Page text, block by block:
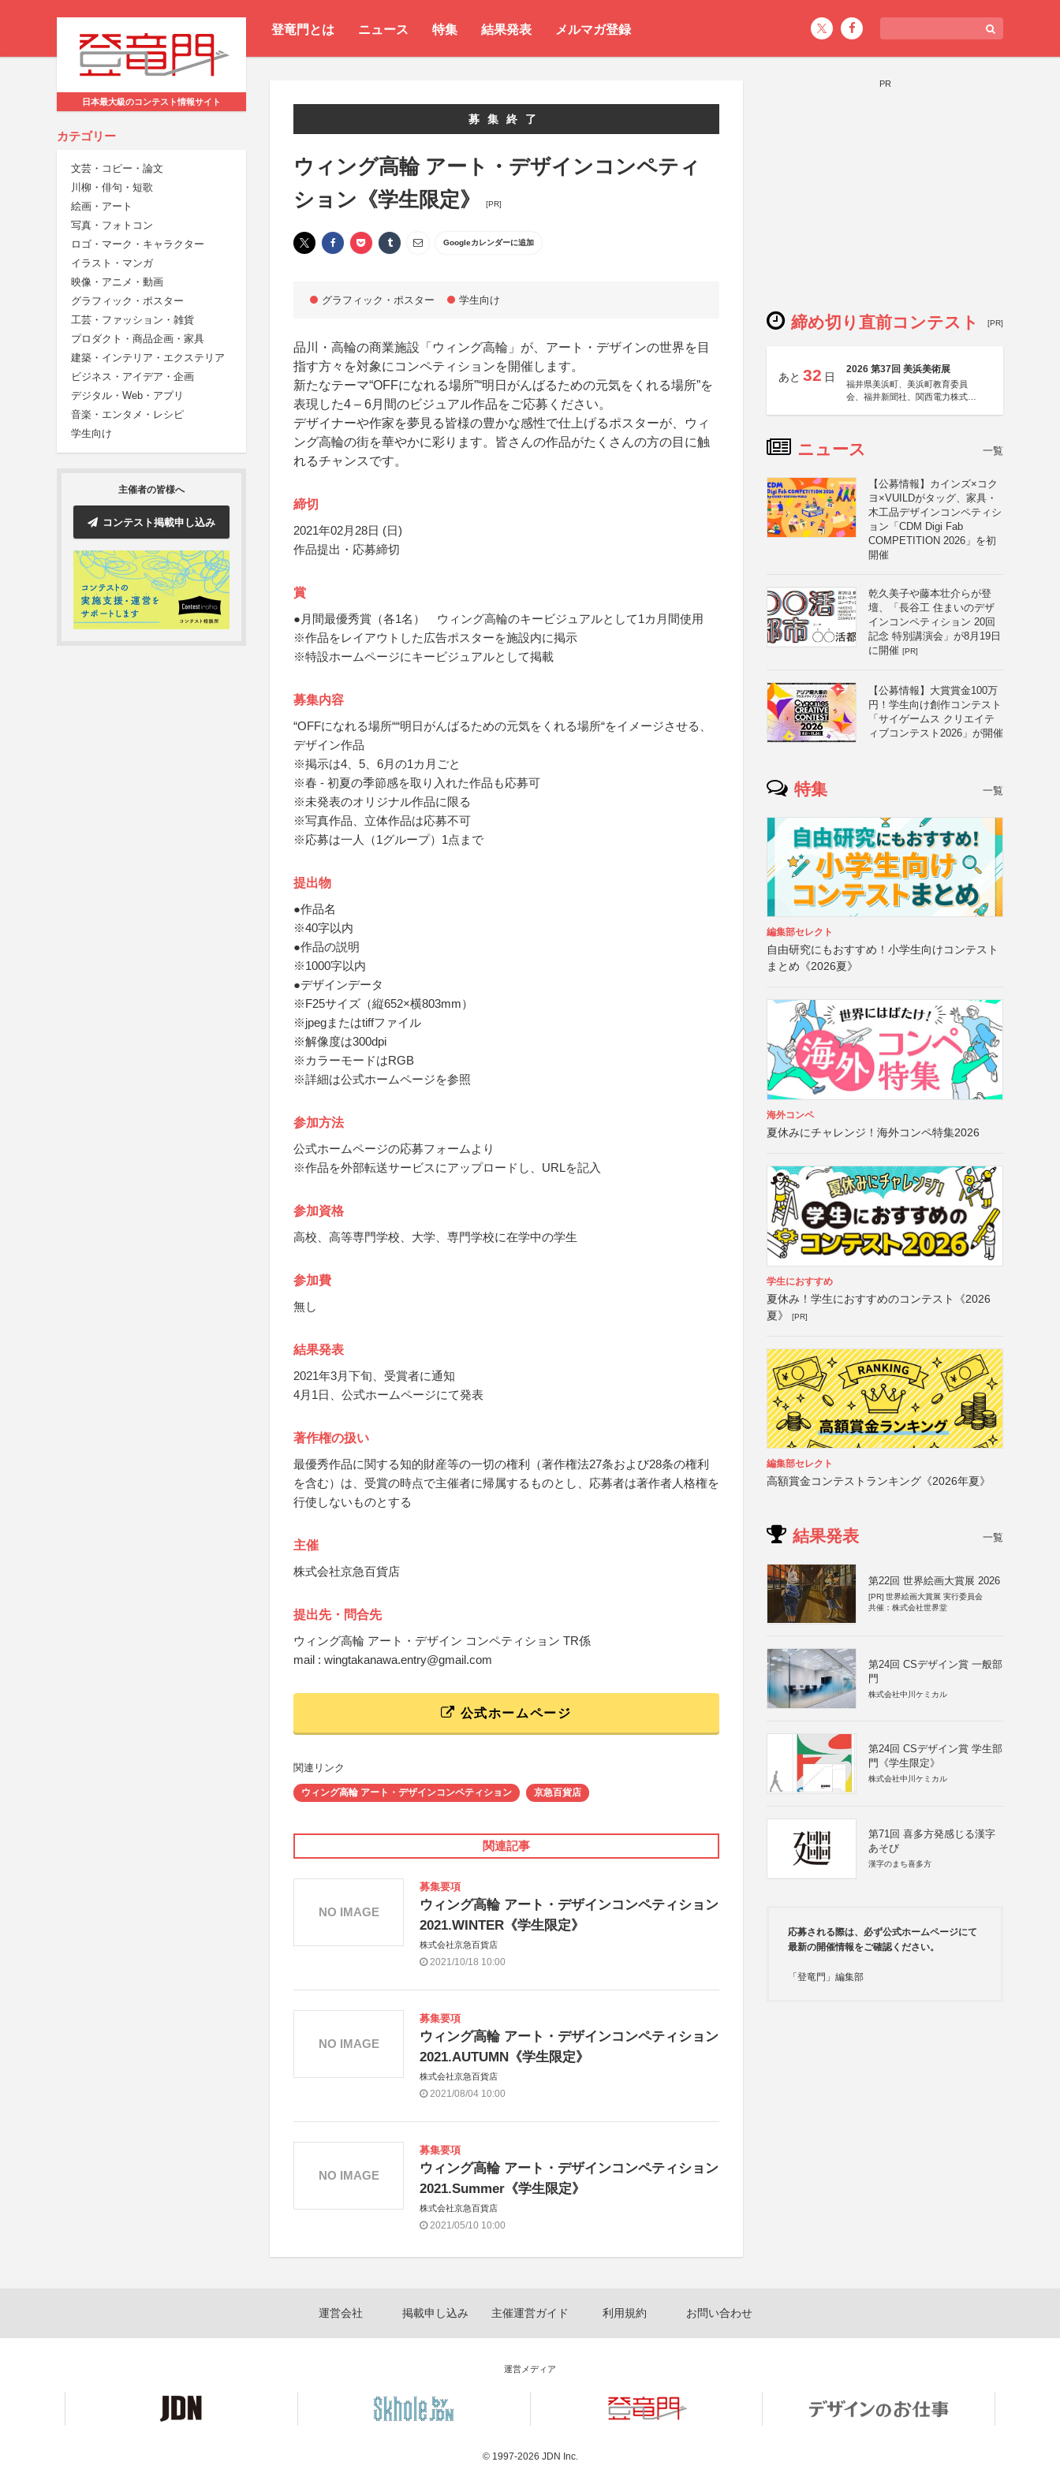
登竜門とは ニュース 特集 結果発表 メルマガ登録
日本最大級のコンテスト情報サイト
カテゴリー
文芸・コピー・論文
川柳・俳句・短歌
絵画・アート
写真・フォトコン
ロゴ・マーク・キャラクター
イラスト・マンガ
映像・アニメ・動画
グラフィック・ポスター
工芸・ファッション・雑貨
プロダクト・商品企画・家具
建築・インテリア・エクステリア
ビジネス・アイデア・企画
デジタル・Web・アプリ
音楽・エンタメ・レシピ
学生向け
主催者の皆様へ
コンテスト掲載申し込み
募集終了
ウィング高輪 アート・デザインコンペティ
ション《学生限定》
[PR]
Googleカレンダーに追加
グラフィック・ポスター 学生向け
品川・高輪の商業施設「ウィング高輪」が、アート・デザインの世界を目
指す方々を対象にコンペティションを開催します。
新たなテーマ“OFFになれる場所”“明日がんばるための元気をくれる場所”を
表現した4 – 6月間のビジュアル作品をご応募ください。
デザイナーや作家を夢見る皆様の豊かな感性で仕上げるポスターが、ウィ
ング高輪の街を華やかに彩ります。皆さんの作品がたくさんの方の目に触
れるチャンスです。
締切
2021年02月28日 (日)
作品提出・応募締切
賞
●月間最優秀賞（各1名） ウィング高輪のキービジュアルとして1カ月間使用
※作品をレイアウトした広告ポスターを施設内に掲示
※特設ホームページにキービジュアルとして掲載
募集内容
“OFFになれる場所““明日がんばるための元気をくれる場所“をイメージさせる、
デザイン作品
※掲示は4、5、6月の1カ月ごと
※春 - 初夏の季節感を取り入れた作品も応募可
※未発表のオリジナル作品に限る
※写真作品、立体作品は応募不可
※応募は一人（1グループ）1点まで
提出物
●作品名
※40字以内
●作品の説明
※1000字以内
●デザインデータ
※F25サイズ（縦652×横803mm）
※jpegまたはtiffファイル
※解像度は300dpi
※カラーモードはRGB
※詳細は公式ホームページを参照
参加方法
公式ホームページの応募フォームより
※作品を外部転送サービスにアップロードし、URLを記入
参加資格
高校、高等専門学校、大学、専門学校に在学中の学生
参加費
無し
結果発表
2021年3月下旬、受賞者に通知
4月1日、公式ホームページにて発表
著作権の扱い
最優秀作品に関する知的財産等の一切の権利（著作権法27条および28条の権利
を含む）は、受賞の時点で主催者に帰属するものとし、応募者は著作者人格権を
行使しないものとする
主催
株式会社京急百貨店
提出先・問合先
ウィング高輪 アート・デザイン コンペティション TR係
mail : wingtakanawa.entry@gmail.com
公式ホームページ
関連リンク
ウィング高輪 アート・デザインコンペティション 京急百貨店
関連記事
募集要項
ウィング高輪 アート・デザインコンペティション
2021.WINTER《学生限定》
株式会社京急百貨店
2021/10/18 10:00
NO IMAGE
募集要項
ウィング高輪 アート・デザインコンペティション
2021.AUTUMN《学生限定》
株式会社京急百貨店
2021/08/04 10:00
NO IMAGE
募集要項
ウィング高輪 アート・デザインコンペティション
2021.Summer《学生限定》
株式会社京急百貨店
2021/05/10 10:00
NO IMAGE
PR
締め切り直前コンテスト [PR]
あと 32 日
2026 第37回 美浜美術展
福井県美浜町、美浜町教育委員
会、福井新聞社、関西電力株式会
ニュース 一覧
【公募情報】カインズ×コク
ヨ×VUILDがタッグ、家具・
木工品デザインコンペティシ
ョン「CDM Digi Fab
COMPETITION 2026」を初
開催
乾久美子や藤本壮介らが登
壇、「長谷工 住まいのデザ
インコンペティション 20回
記念 特別講演会」が8月19日
に開催 [PR]
【公募情報】大賞賞金100万
円！学生向け創作コンテスト
「サイゲームス クリエイテ
ィブコンテスト2026」が開催
特集 一覧
編集部セレクト
自由研究にもおすすめ！小学生向けコンテスト
まとめ《2026夏》
海外コンペ
夏休みにチャレンジ！海外コンペ特集2026
学生におすすめ
夏休み！学生におすすめのコンテスト《2026
夏》
[PR]
編集部セレクト
高額賞金コンテストランキング《2026年夏》
結果発表 一覧
第22回 世界絵画大賞展 2026
[PR] 世界絵画大賞展 実行委員会
共催：株式会社世界堂
第24回 CSデザイン賞 一般部
門
株式会社中川ケミカル
第24回 CSデザイン賞 学生部
門《学生限定》
株式会社中川ケミカル
第71回 喜多方発感じる漢字
あそび
漢字のまち喜多方
応募される際は、必ず公式ホームページにて
最新の開催情報をご確認ください。
「登竜門」編集部
運営会社 掲載申し込み 主催運営ガイド 利用規約 お問い合わせ
運営メディア
© 1997-2026 JDN Inc.